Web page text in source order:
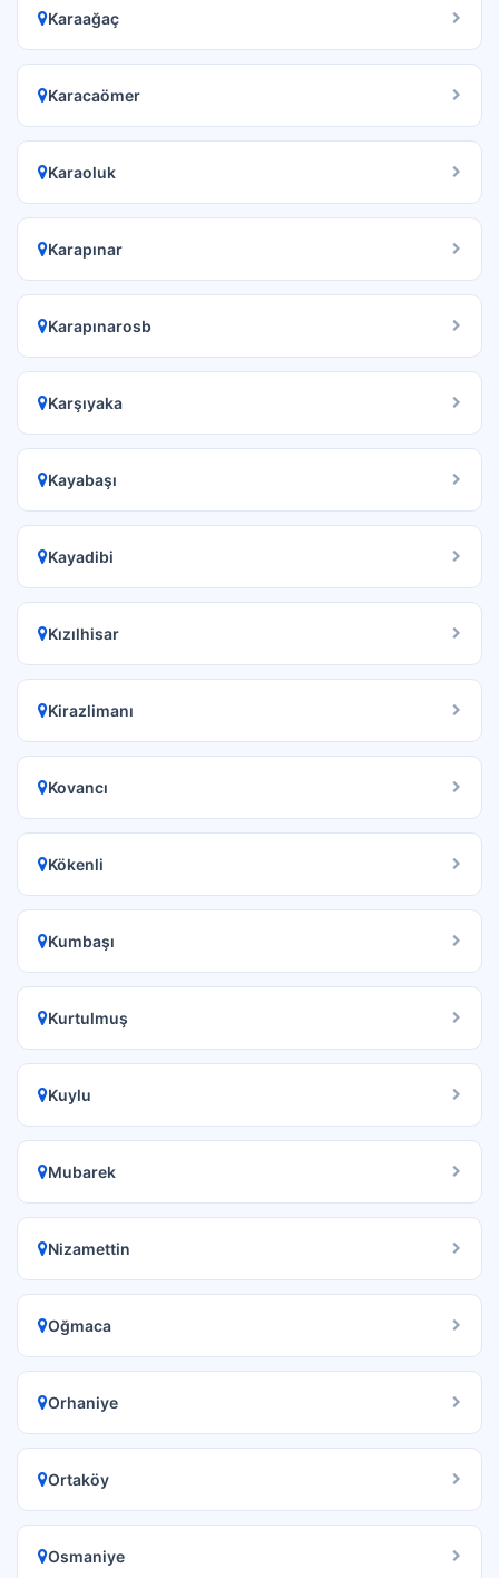
Karaağaç
Karacaömer
Karaoluk
Karapınar
Karapınarosb
Karşıyaka
Kayabaşı
Kayadibi
Kızılhisar
Kirazlimanı
Kovancı
Kökenli
Kumbaşı
Kurtulmuş
Kuylu
Mubarek
Nizamettin
Oğmaca
Orhaniye
Ortaköy
Osmaniye